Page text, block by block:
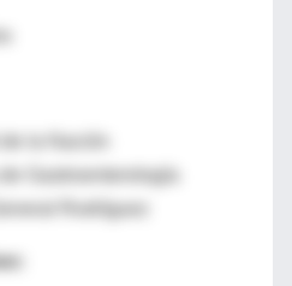
Gastroenterología
Rodríguez